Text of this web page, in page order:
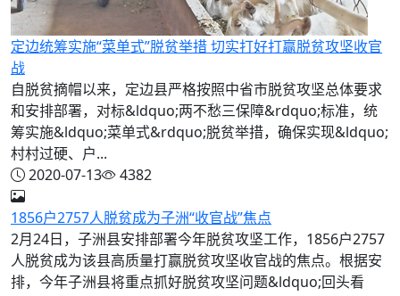
定边统筹实施“菜单式”脱贫举措 切实打好打赢脱贫攻坚收官
战
自脱贫摘帽以来，定边县严格按照中省市脱贫攻坚总体要求
和安排部署，对标&ldquo;两不愁三保障&rdquo;标准，统
筹实施&ldquo;菜单式&rdquo;脱贫举措，确保实现&ldquo;
村村过硬、户...
2020-07-13
4382
1856户2757人脱贫成为子洲“收官战”焦点
2月24日，子洲县安排部署今年脱贫攻坚工作，1856户2757
人脱贫成为该县高质量打赢脱贫攻坚收官战的焦点。根据安
排，今年子洲县将重点抓好脱贫攻坚问题&ldquo;回头看